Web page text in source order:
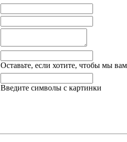
Оставьте, если хотите, чтобы мы
Введите символы с картинки